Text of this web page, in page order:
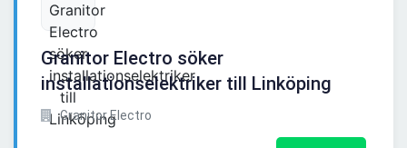
Granitor Electro söker
installationselektriker till Linköping
Granitor Electro